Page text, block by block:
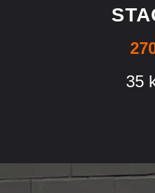
35